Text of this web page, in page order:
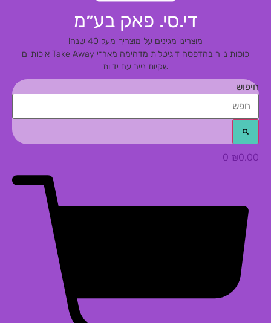
די.סי. פאק בע״מ
מוצרינו מגינים על מוצריך מעל 40 שנה!
כוסות נייר בהדפסה דיגיטלית מדהימהמארזי Take Away איכותיים
שקיות נייר עם ידיות
חיפוש
₪0.00
0